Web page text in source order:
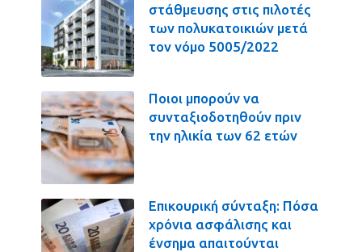
στάθμευσης στις πιλοτές
των πολυκατοικιών μετά
τον νόμο 5005/2022
Ποιοι μπορούν να
συνταξιοδοτηθούν πριν
την ηλικία των 62 ετών
Επικουρική σύνταξη: Πόσα
χρόνια ασφάλισης και
ένσημα απαιτούνται